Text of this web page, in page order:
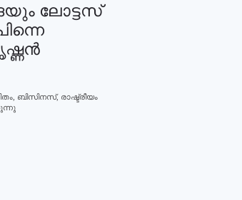
ലോട്ടസ്
ബിസിനസ്, രാഷ്ട്രീയം